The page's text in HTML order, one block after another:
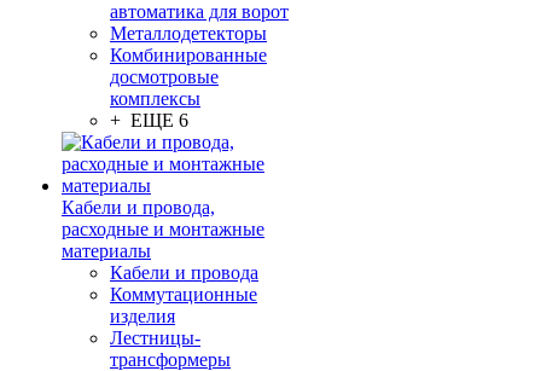
автоматика для ворот
Металлодетекторы
Комбинированные
досмотровые
комплексы
+ ЕЩЕ 6
Кабели и провода,
расходные и монтажные
материалы
Кабели и провода
Коммутационные
изделия
Лестницы-
трансформеры